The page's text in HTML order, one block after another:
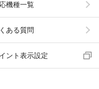
機種一覧
ある質問
ント表示設定